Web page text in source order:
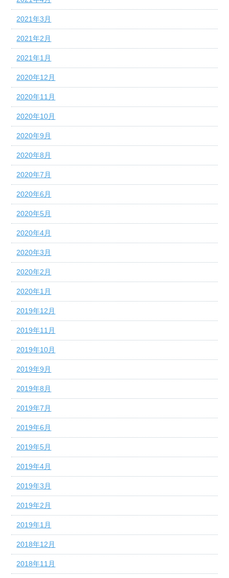
2021年3月
2021年2月
2021年1月
2020年12月
2020年11月
2020年10月
2020年9月
2020年8月
2020年7月
2020年6月
2020年5月
2020年4月
2020年3月
2020年2月
2020年1月
2019年12月
2019年11月
2019年10月
2019年9月
2019年8月
2019年7月
2019年6月
2019年5月
2019年4月
2019年3月
2019年2月
2019年1月
2018年12月
2018年11月